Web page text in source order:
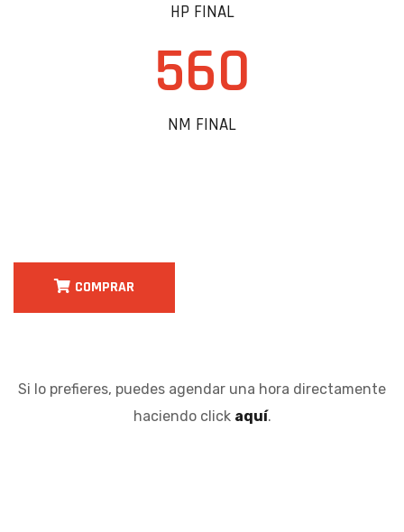
HP FINAL
560
NM FINAL
COMPRAR
Si lo prefieres, puedes agendar una hora directamente
haciendo click aquí.